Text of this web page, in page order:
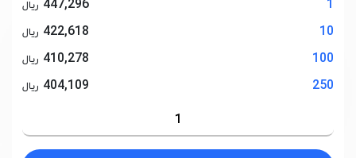
1
447,296 ریال
10
422,618 ریال
100
410,278 ریال
250
404,109 ریال